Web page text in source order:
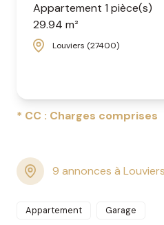
Appartement 1 pièce(s)
29.94 m²
Louviers (27400)
* CC : Charges comprises
9 annonces à Louviers
Appartement
Garage